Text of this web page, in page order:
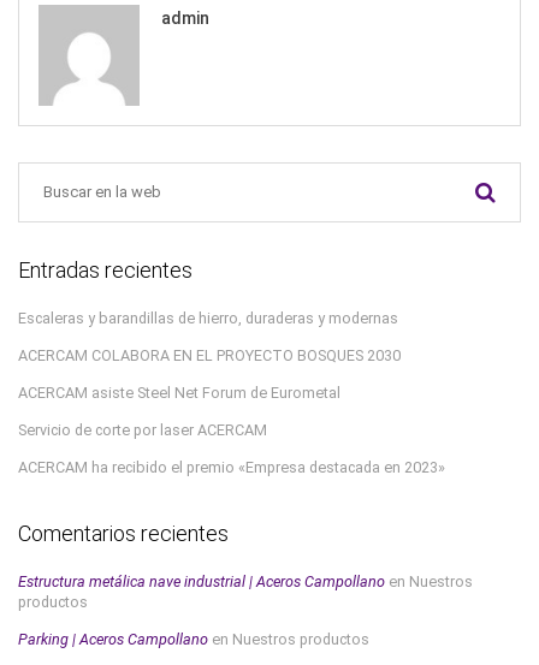
admin
Entradas recientes
Escaleras y barandillas de hierro, duraderas y modernas
ACERCAM COLABORA EN EL PROYECTO BOSQUES 2030
ACERCAM asiste Steel Net Forum de Eurometal
Servicio de corte por laser ACERCAM
ACERCAM ha recibido el premio «Empresa destacada en 2023»
Comentarios recientes
Estructura metálica nave industrial | Aceros Campollano en Nuestros
productos
Parking | Aceros Campollano en Nuestros productos